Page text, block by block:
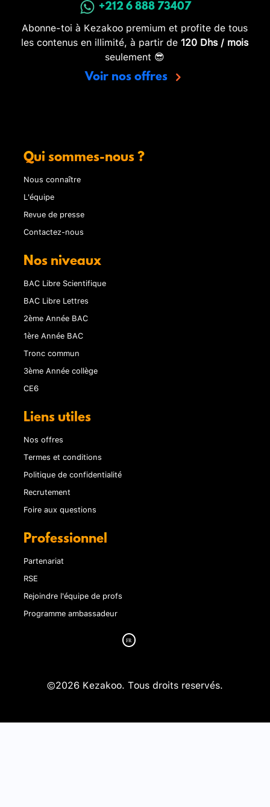
+212 6 888 73407
Abonne-toi à Kezakoo premium et profite de tous
les contenus en illimité, à partir de 120 Dhs / mois
seulement 😎
Voir nos offres
Qui sommes-nous ?
Nous connaître
L'équipe
Revue de presse
Contactez-nous
Nos niveaux
BAC Libre Scientifique
BAC Libre Lettres
2ème Année BAC
1ère Année BAC
Tronc commun
3ème Année collège
CE6
Liens utiles
Nos offres
Termes et conditions
Politique de confidentialité
Recrutement
Foire aux questions
Professionnel
Partenariat
RSE
Rejoindre l'équipe de profs
Programme ambassadeur
©2026 Kezakoo. Tous droits reservés.